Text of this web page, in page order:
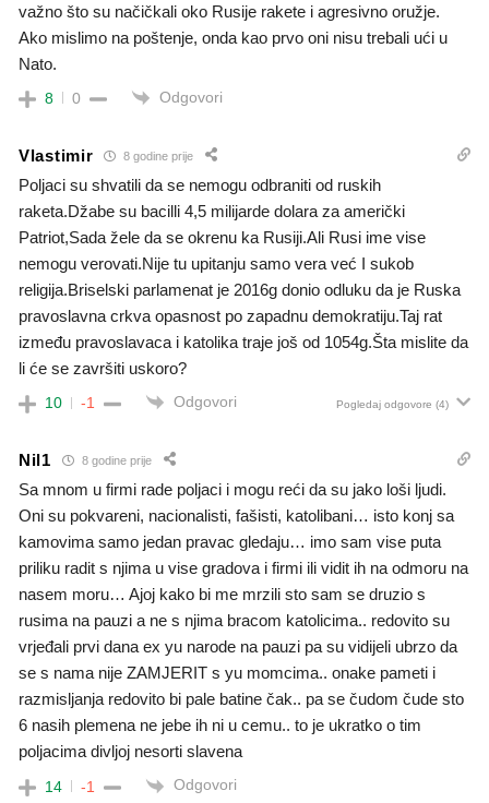
važno što su načičkali oko Rusije rakete i agresivno oružje.
Ako mislimo na poštenje, onda kao prvo oni nisu trebali ući u
Nato.
8 0 Odgovori
Vlastimir 8 godine prije
Poljaci su shvatili da se nemogu odbraniti od ruskih
raketa.Džabe su bacilli 4,5 milijarde dolara za američki
Patriot,Sada žele da se okrenu ka Rusiji.Ali Rusi ime vise
nemogu verovati.Nije tu upitanju samo vera već I sukob
religija.Briselski parlamenat je 2016g donio odluku da je Ruska
pravoslavna crkva opasnost po zapadnu demokratiju.Taj rat
između pravoslavaca i katolika traje još od 1054g.Šta mislite da
li će se završiti uskoro?
10 -1 Odgovori Pogledaj odgovore (4)
Nil1 8 godine prije
Sa mnom u firmi rade poljaci i mogu reći da su jako loši ljudi.
Oni su pokvareni, nacionalisti, fašisti, katolibani… isto konj sa
kamovima samo jedan pravac gledaju… imo sam vise puta
priliku radit s njima u vise gradova i firmi ili vidit ih na odmoru na
nasem moru… Ajoj kako bi me mrzili sto sam se druzio s
rusima na pauzi a ne s njima bracom katolicima.. redovito su
vrjeđali prvi dana ex yu narode na pauzi pa su vidijeli ubrzo da
se s nama nije ZAMJERIT s yu momcima.. onake pameti i
razmisljanja redovito bi pale batine čak.. pa se čudom čude sto
6 nasih plemena ne jebe ih ni u cemu.. to je ukratko o tim
poljacima divljoj nesorti slavena
14 -1 Odgovori